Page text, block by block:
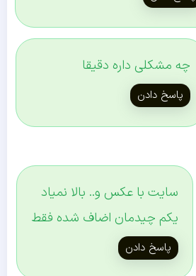
چه مشکلی داره دقیقا
پاسخ دادن
سایت با عکس و.. بالا نمیاد
یکم چیدمان اضاف شده فقط
پاسخ دادن